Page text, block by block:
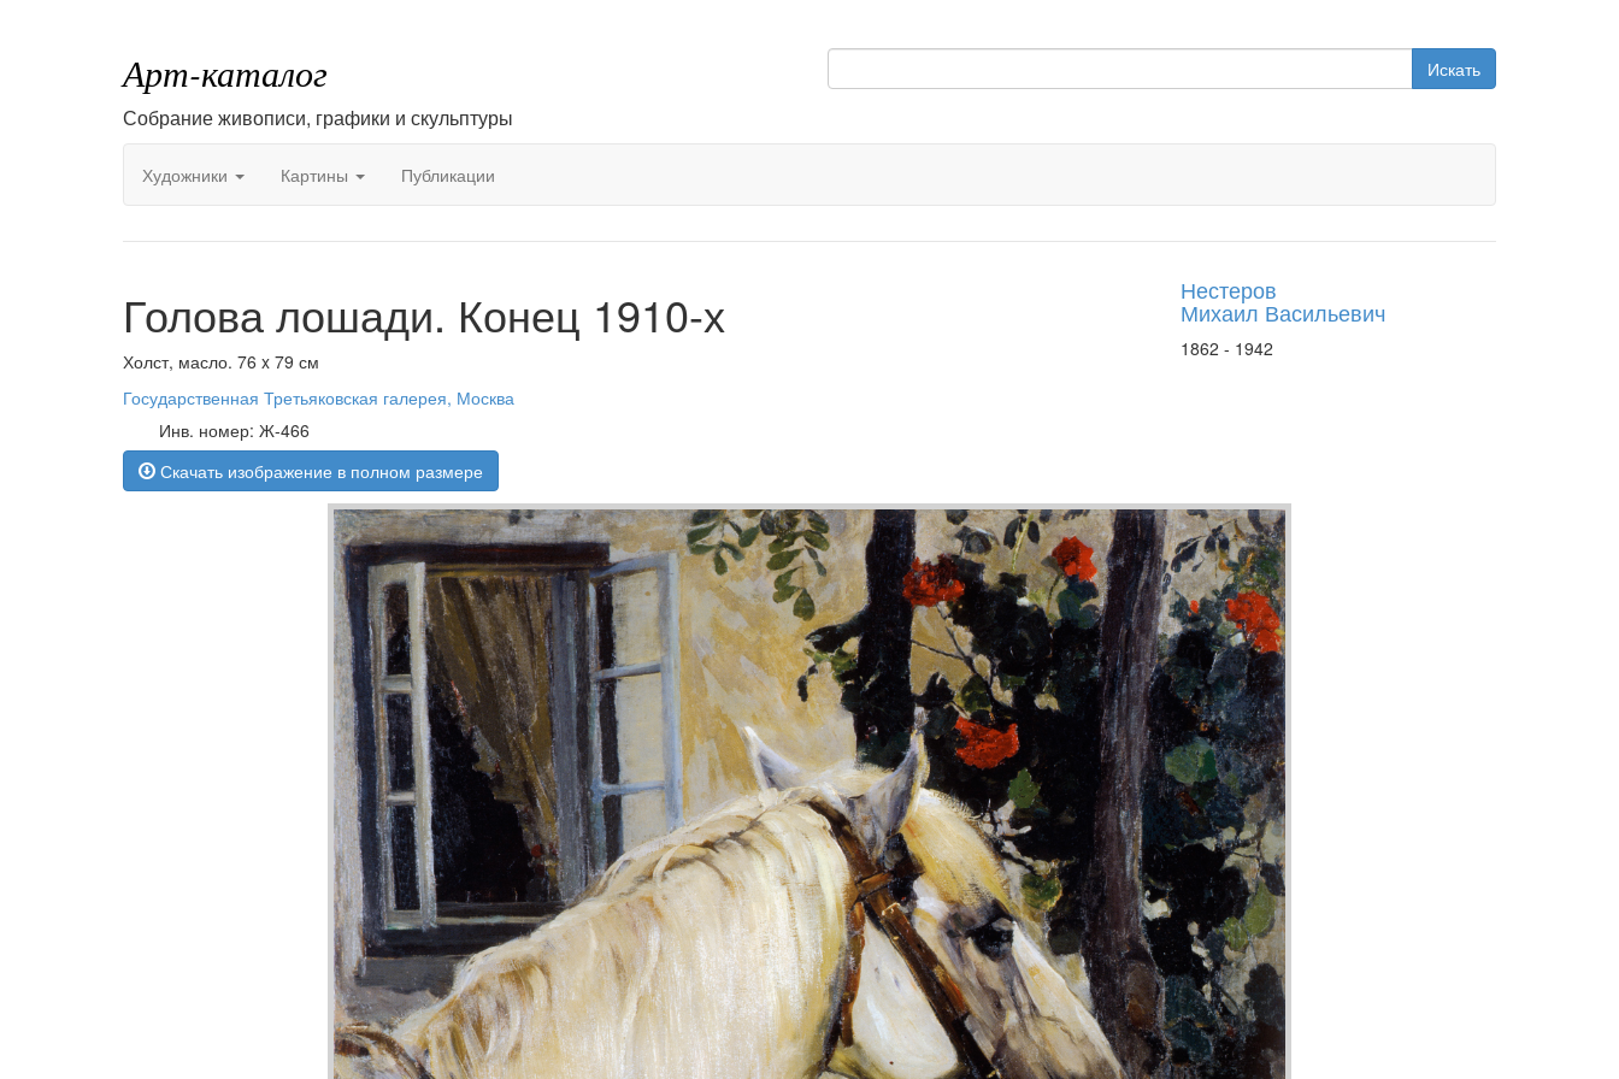
Арт-каталог
Собрание живописи, графики и скульптуры
Искать
Художники Картины Публикации
Голова лошади. Конец 1910-х
Холст, масло. 76 x 79 см
Государственная Третьяковская галерея, Москва
Инв. номер: Ж-466
Скачать изображение в полном размере
Нестеров
Михаил Васильевич
1862 - 1942